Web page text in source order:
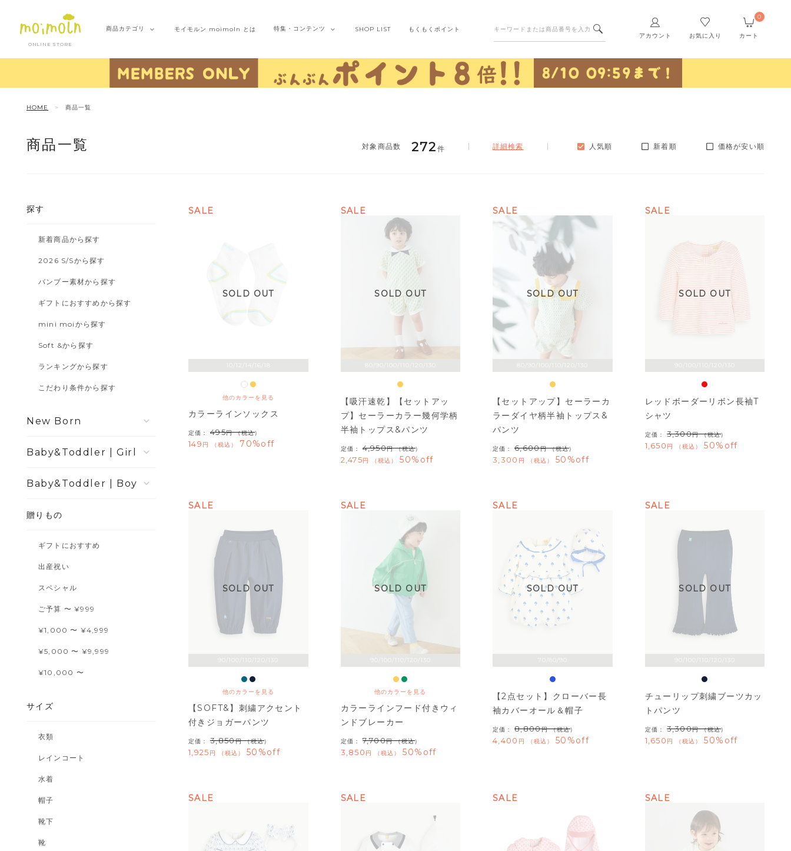
ONLINE STORE
アカウント お気に入り カート
0
商品カテゴリ モイモルン moimoln とは 特集・ コンテンツ SHOP LIST もくもくポイント
HOME 商品一覧
人気順 新着順 価格が安い順
272 件 詳細検索
商品一覧
探す
新着商品から探す
2026 S/Sから探す
バンブー素材から探す
ギフトにおすすめから探す
mini moiから探す
Soft &から探す
ランキングから探す
こだわり条件から探す
New Born
Girl
Boy
贈りもの
ギフトにおすすめ
出産祝い
スペシャル
ご予算 〜 ¥999
¥1,000 〜 ¥4,999
¥5,000 〜 ¥9,999
¥10,000 〜
サイズ
衣類
レインコート
水着
帽子
靴下
靴
10/12/14/16/18
他のカラーを見る
SOLD OUT
SALE
カラーラインソックス
定価： 495 （税込）
149 税込 70%off
80/90/100/110/120/130
SOLD OUT
SALE
【吸汗速乾】【セットアッ
プ】セーラーカラー幾何学柄
半袖トップス&パンツ
定価： 4,950 （税込）
2,475 税込 50%off
80/90/100/110/120/130
SOLD OUT
SALE
【セットアップ】セーラーカ
ラーダイヤ柄半袖トップス&
パンツ
定価： 6,600 （税込）
3,300 税込 50%off
90/100/110/120/130
SOLD OUT
SALE
レッドボーダーリボン長袖T
シャツ
定価： 3,300 （税込）
1,650 税込 50%off
90/100/110/120/130
他のカラーを見る
SOLD OUT
SALE
【SOFT&】刺繍アクセント
付きジョガーパンツ
定価： 3,850 （税込）
1,925 税込 50%off
90/100/110/120/130
他のカラーを見る
SOLD OUT
SALE
カラーラインフード付きウィ
ンドブレーカー
定価： 7,700 （税込）
3,850 税込 50%off
70/80/90
SOLD OUT
SALE
【2点セット】クローバー長
袖カバーオール＆帽子
定価： 8,800 （税込）
4,400 税込 50%off
90/100/110/120/130
SOLD OUT
SALE
チューリップ刺繍ブーツカッ
トパンツ
定価： 3,300 （税込）
1,650 税込 50%off
SALE SALE SALE SALE